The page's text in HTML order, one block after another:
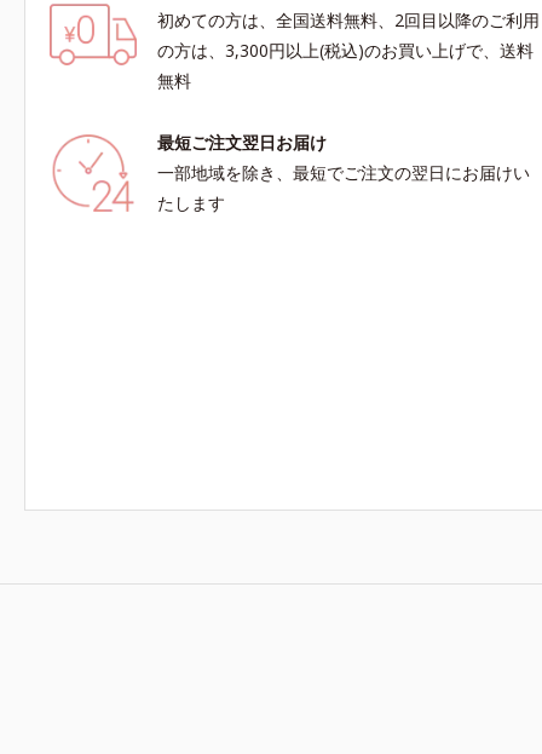
初めての方は、全国送料無料、2回目以降のご利用
の方は、3,300円以上(税込)のお買い上げで、送料
無料
最短ご注文翌日お届け
一部地域を除き、最短でご注文の翌日にお届けい
たします